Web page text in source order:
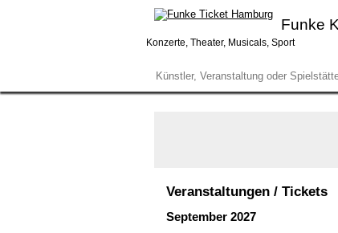
Funke
Konzerte, Theater, Musicals, Sport
Veranstaltungen / Tickets
September 2027